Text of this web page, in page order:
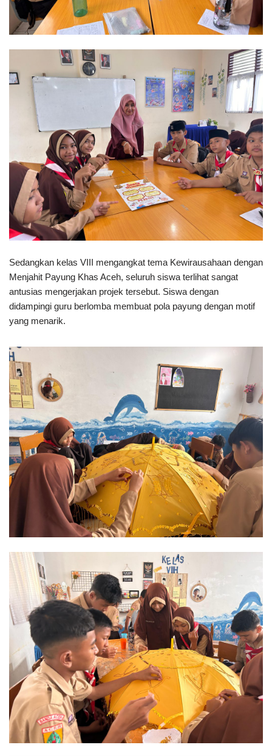
Sedangkan kelas VIII mengangkat tema Kewirausahaan dengan
Menjahit Payung Khas Aceh, seluruh siswa terlihat sangat
antusias mengerjakan projek tersebut. Siswa dengan
didampingi guru berlomba membuat pola payung dengan motif
yang menarik.